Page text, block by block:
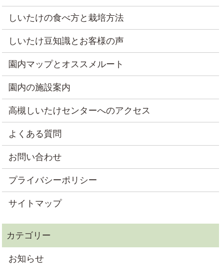
しいたけの食べ方と栽培方法
しいたけ豆知識とお客様の声
園内マップとオススメルート
園内の施設案内
高槻しいたけセンターへのアクセス
よくある質問
お問い合わせ
プライバシーポリシー
サイトマップ
お知らせ